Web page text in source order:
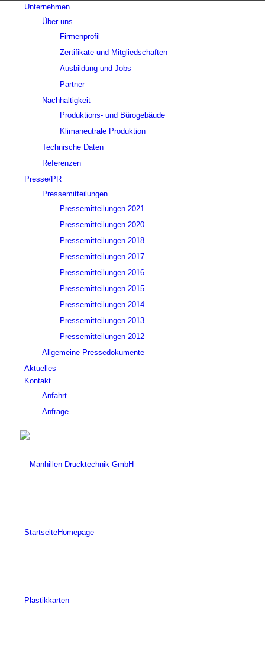
Unternehmen
Über uns
Firmenprofil
Zertifikate und Mitgliedschaften
Ausbildung und Jobs
Partner
Nachhaltigkeit
Produktions- und Bürogebäude
Klimaneutrale Produktion
Technische Daten
Referenzen
Presse/PR
Pressemitteilungen
Pressemitteilungen 2021
Pressemitteilungen 2020
Pressemitteilungen 2018
Pressemitteilungen 2017
Pressemitteilungen 2016
Pressemitteilungen 2015
Pressemitteilungen 2014
Pressemitteilungen 2013
Pressemitteilungen 2012
Allgemeine Pressedokumente
Aktuelles
Kontakt
Anfahrt
Anfrage
StartseiteHomepage
Plastikkarten